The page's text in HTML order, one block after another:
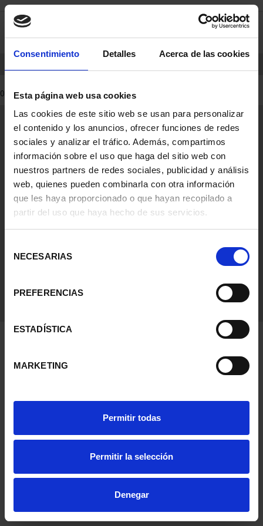
Consentimiento Detalles Acerca de las cookies
Esta página web usa cookies
Las cookies de este sitio web se usan para personalizar
el contenido y los anuncios, ofrecer funciones de redes
sociales y analizar el tráfico. Además, compartimos
información sobre el uso que haga del sitio web con
nuestros partners de redes sociales, publicidad y análisis
web, quienes pueden combinarla con otra información
que les haya proporcionado o que hayan recopilado a
partir del uso que haya hecho de sus servicios.
NECESARIAS
PREFERENCIAS
ESTADÍSTICA
MARKETING
Permitir todas
Permitir la selección
Denegar
saltar
contenido
Saltar
men
0
0 Productos encontrados
Información General
Contacto
Preguntas Frequentes (FAQs)
Aviso Legal
Condiciones Legales